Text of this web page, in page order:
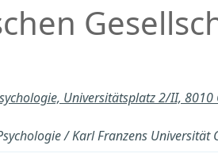
Universitätsplatz 2/II, 8010
/ Karl Franzens Universität